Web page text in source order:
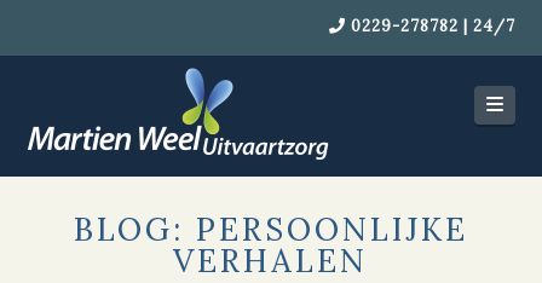
0229-278782 | 24/7
BLOG: PERSOONLIJKE
VERHALEN